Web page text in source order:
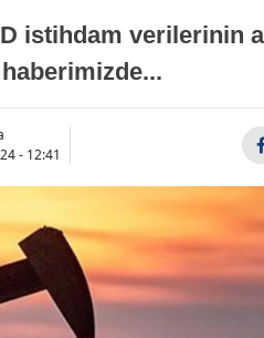
istihdam verilerinin
- 12:41